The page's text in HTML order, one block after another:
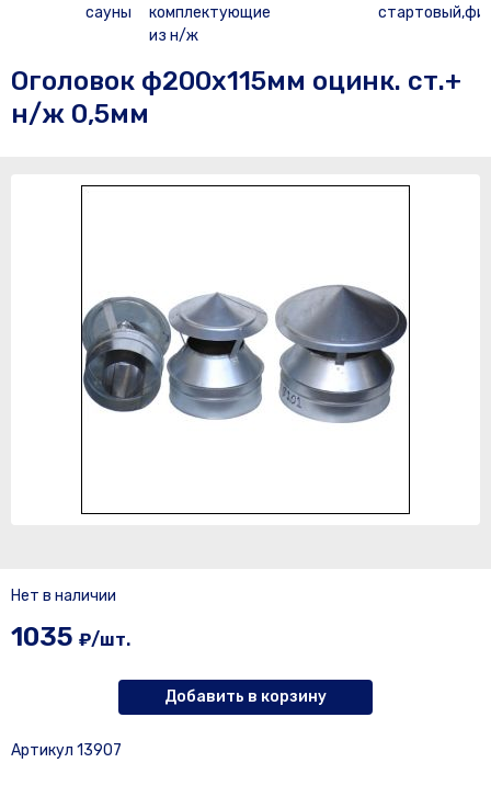
сауны
комплектующие
из н/ж
Оголовок ф200х115мм оцинк. ст.+
н/ж 0,5мм
Нет в наличии
1035 ₽/шт.
Добавить в корзину
Артикул 13907